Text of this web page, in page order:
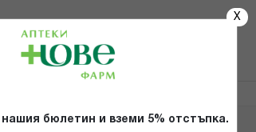
X
бюлетин и вземи 5% отстъпка.